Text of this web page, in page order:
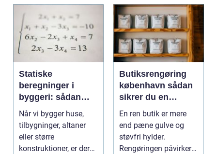
Statiske
beregninger i
byggeri: sådan
skaber de
sikkerhed og
tryghed
Når vi bygger huse,
tilbygninger, altaner
eller større
konstruktioner, er der
Butiksrengøring
københavn sådan
sikrer du en
indbydende butik
hver dag
En ren butik er mere
end pæne gulve og
støvfri hylder.
Rengøringen påvirker